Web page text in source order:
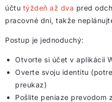
účtu týždeň až dva pred
pracovné dni, takže
Postup je jednoduchý:
Otvorte si účet v aplikácii
Overte svoju identitu
preukaz)
Pošlite peniaze prevodom